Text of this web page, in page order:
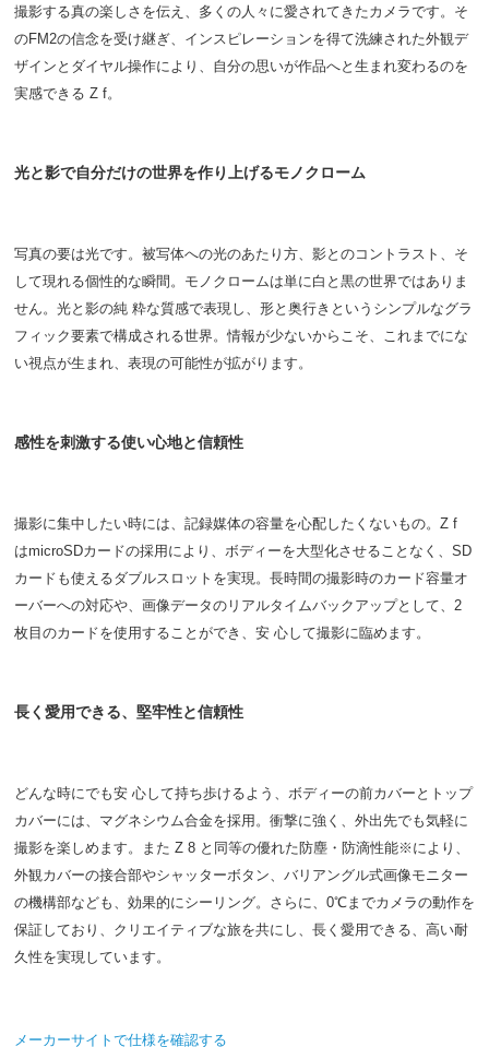
撮影する真の楽しさを伝え、多くの人々に愛されてきたカメラです。そ
のFM2の信念を受け継ぎ、インスピレーションを得て洗練された外観デ
ザインとダイヤル操作により、自分の思いが作品へと生まれ変わるのを
実感できる Z f。
光と影で自分だけの世界を作り上げるモノクローム
写真の要は光です。被写体への光のあたり方、影とのコントラスト、そ
して現れる個性的な瞬間。モノクロームは単に白と黒の世界ではありま
せん。光と影の純 粋な質感で表現し、形と奥行きというシンプルなグラ
フィック要素で構成される世界。情報が少ないからこそ、これまでにな
い視点が生まれ、表現の可能性が拡がります。
感性を刺激する使い心地と信頼性
撮影に集中したい時には、記録媒体の容量を心配したくないもの。Z f
はmicroSDカードの採用により、ボディーを大型化させることなく、SD
カードも使えるダブルスロットを実現。長時間の撮影時のカード容量オ
ーバーへの対応や、画像データのリアルタイムバックアップとして、2
枚目のカードを使用することができ、安 心して撮影に臨めます。
長く愛用できる、堅牢性と信頼性
どんな時にでも安 心して持ち歩けるよう、ボディーの前カバーとトップ
カバーには、マグネシウム合金を採用。衝撃に強く、外出先でも気軽に
撮影を楽しめます。また Z 8 と同等の優れた防塵・防滴性能※により、
外観カバーの接合部やシャッターボタン、バリアングル式画像モニター
の機構部なども、効果的にシーリング。さらに、0℃までカメラの動作を
保証しており、クリエイティブな旅を共にし、長く愛用できる、高い耐
久性を実現しています。
メーカーサイトで仕様を確認する